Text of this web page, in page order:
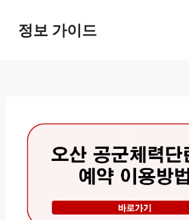
정보 가이드